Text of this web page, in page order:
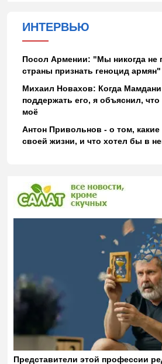
ИНТЕРВЬЮ
Посол Армении: "Мы никогда не
страны признать геноцид армян"
Михаил Новахов: Когда
поддержать его, я объяснил,
моё
Антон Привольнов - о том, какие
своей жизни, и что хотел бы в